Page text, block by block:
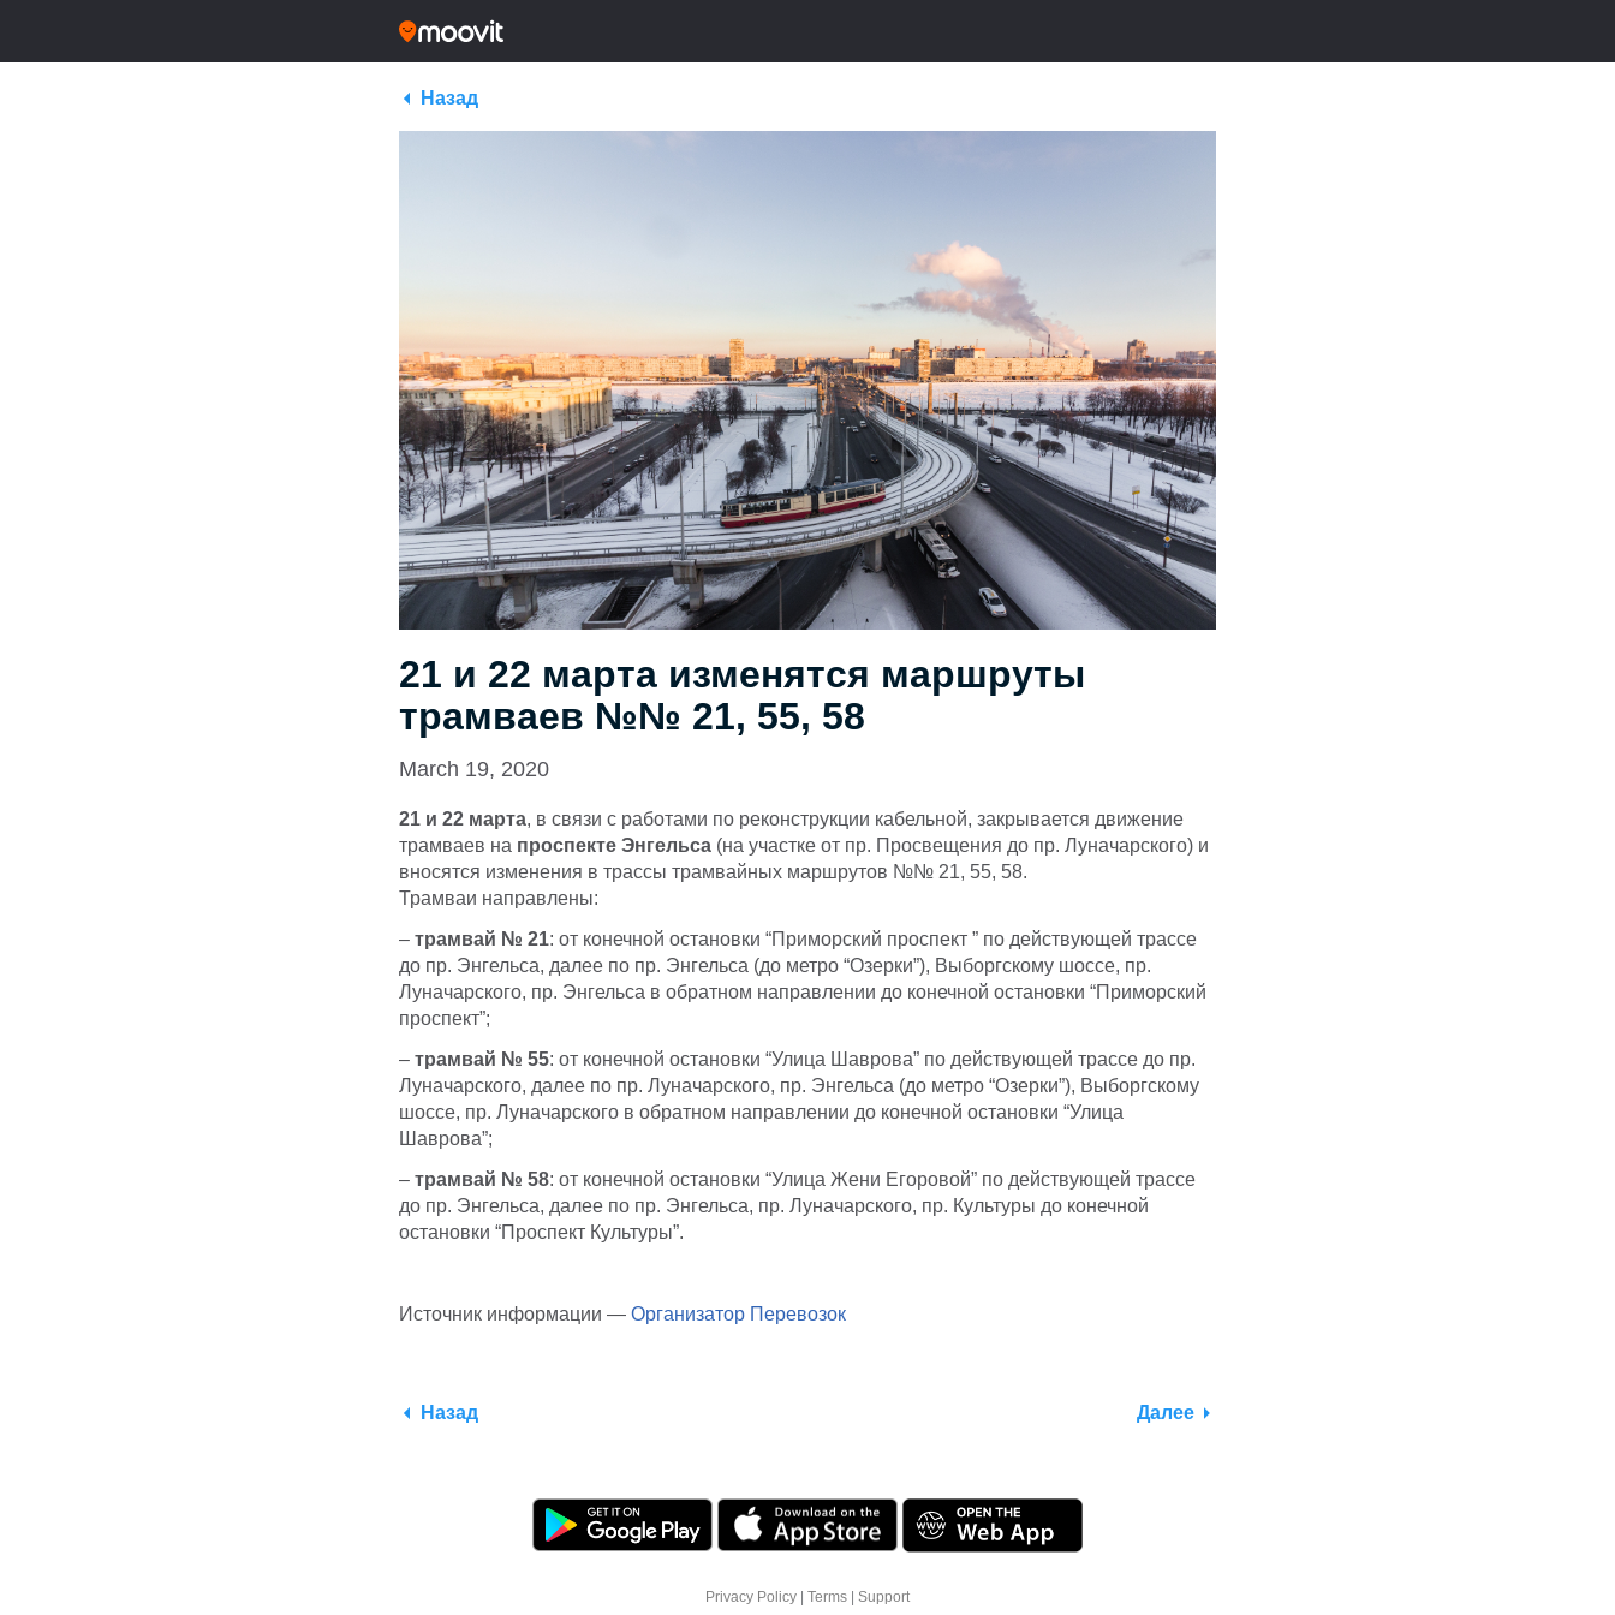
Назад
21 и 22 марта изменятся маршруты
трамваев №№ 21, 55, 58
March 19, 2020
21 и 22 марта, в связи с работами по реконструкции кабельной, закрывается движение
трамваев на проспекте Энгельса (на участке от пр. Просвещения до пр. Луначарского) и
вносятся изменения в трассы трамвайных маршрутов №№ 21, 55, 58.
Трамваи направлены:
– трамвай № 21: от конечной остановки “Приморский проспект ” по действующей трассе
до пр. Энгельса, далее по пр. Энгельса (до метро “Озерки”), Выборгскому шоссе, пр.
Луначарского, пр. Энгельса в обратном направлении до конечной остановки “Приморский
проспект”;
– трамвай № 55: от конечной остановки “Улица Шаврова” по действующей трассе до пр.
Луначарского, далее по пр. Луначарского, пр. Энгельса (до метро “Озерки”), Выборгскому
шоссе, пр. Луначарского в обратном направлении до конечной остановки “Улица
Шаврова”;
– трамвай № 58: от конечной остановки “Улица Жени Егоровой” по действующей трассе
до пр. Энгельса, далее по пр. Энгельса, пр. Луначарского, пр. Культуры до конечной
остановки “Проспект Культуры”.
Источник информации — Организатор Перевозок
Назад Далее
Privacy Policy | Terms | Support